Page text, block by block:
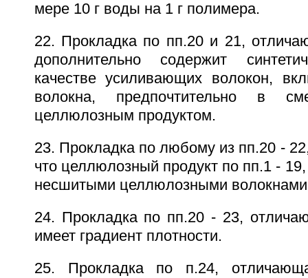
мере 10 г воды на 1 г полимера.
22. Прокладка по пп.20 и 21,
дополнительно содержит
качестве усиливающих волокон,
волокна, предпочтительно в
целлюлозным продуктом.
23. Прокладка по любому из пп.20 -
что целлюлозный продукт по пп.1 -
несшитыми целлюлозными
24. Прокладка по пп.20 - 23,
имеет градиент плотности.
25. Прокладка по п.24,